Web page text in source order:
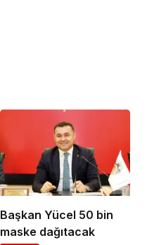
Başkan Yücel 50 bin
maske dağıtacak